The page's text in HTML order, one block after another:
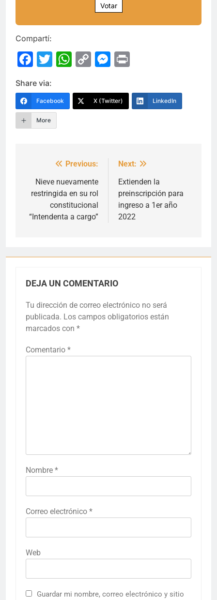
Votar
Compartí:
Facebook
Twitter
WhatsApp
CopyMessenger
Share via:
Facebook X (Twitter) LinkedIn
More
Navegación
de
entradas
Previous:
Nieve nuevamente
restringida en su rol
constitucional
“Intendenta a cargo”
Next:
Extienden la
preinscripción para
ingreso a 1er año
2022
DEJA UN COMENTARIO
Tu dirección de correo electrónico no será
publicada. Los campos obligatorios están
marcados con *
Comentario *
Nombre *
Correo electrónico *
Web
Guardar mi nombre, correo electrónico y sitio